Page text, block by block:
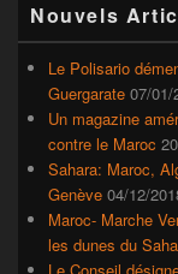
principale
de
widget
barre
latérale
Nouvels
Le Polisario
Guergarate 07/01/
Un magazine
contre le Maroc
Sahara: Maroc,
Genève 04/12/
Maroc- Marche
les dunes du